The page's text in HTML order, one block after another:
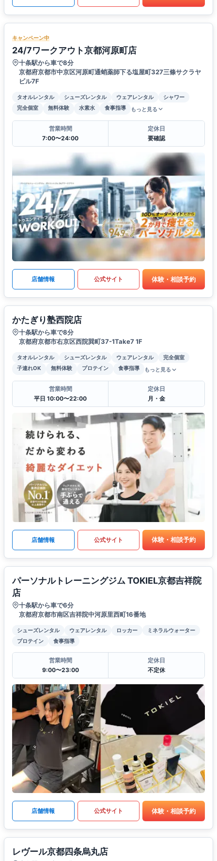
キャンペーン中
24/7ワークアウト京都河原町店
十条駅から車で8分
京都府京都市中京区河原町通蛸薬師下る塩屋町327三條サクラヤ
ビル7F
タオルレンタル シューズレンタル ウェアレンタル
シャワー
完全個室
無料体験 水素水 食事指導 もっと見る
営業時間
7:00〜24:00
定休日
要確認
店舗情報 公式サイト 体験・相談予約
かたぎり塾西院店
十条駅から車で8分
京都府京都市右京区西院巽町37-1Take7 1F
タオルレンタル シューズレンタル ウェアレンタル
完全個室
子連れOK
無料体験 プロテイン 食事指導 もっと見る
営業時間
平日 10:00〜22:00
定休日
月・金
店舗情報 公式サイト 体験・相談予約
パーソナルトレーニングジム TOKIEL京都吉祥院
店
十条駅から車で6分
京都府京都市南区吉祥院中河原里西町16番地
シューズレンタル ウェアレンタル ロッカー
ミネラルウォーター
プロテイン
食事指導
営業時間
9:00〜23:00
定休日
不定休
店舗情報 公式サイト 体験・相談予約
レヴール京都四条烏丸店